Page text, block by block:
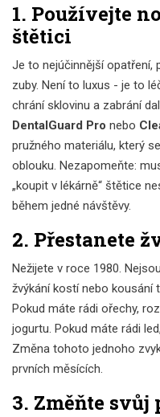
1. Používejte
štětici
Je to nejúčinnější opatření,
zuby. Není to luxus - je to
chrání sklovinu a zabrání
DentalGuard Pro nebo
pružného materiálu, který
oblouku. Nezapomeňte:
„koupit v lékárně“ štětice
během jedné návštěvy.
2. Přestanete
Nežijete v roce 1980.
žvýkání kostí nebo kousání
Pokud máte rádi ořechy,
jogurtu. Pokud máte rádi
Změna tohoto jednoho
prvních měsících.
3. Změňte